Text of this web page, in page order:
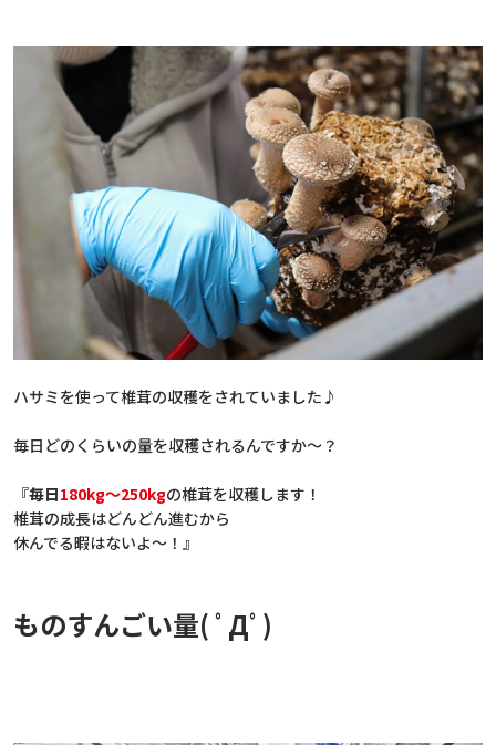
ハサミを使って椎茸の収穫をされていました♪
毎日どのくらいの量を収穫されるんですか～？
『毎日180kg～250kgの椎茸を収穫します！
椎茸の成長はどんどん進むから
休んでる暇はないよ～！』
ものすんごい量( ﾟДﾟ)